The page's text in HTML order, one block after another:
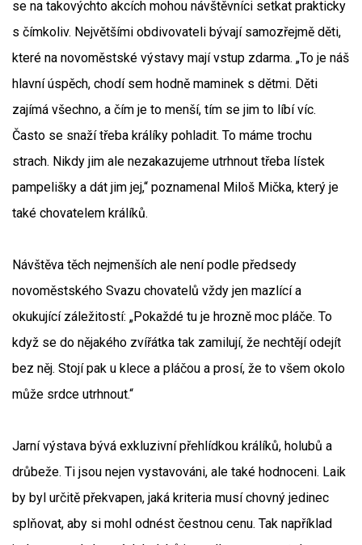
se na takovýchto akcích mohou návštěvníci setkat prakticky
s čímkoliv. Největšími obdivovateli bývají samozřejmě děti,
které na novoměstské výstavy mají vstup zdarma. „To je náš
hlavní úspěch, chodí sem hodně maminek s dětmi. Děti
zajímá všechno, a čím je to menší, tím se jim to líbí víc.
Často se snaží třeba králíky pohladit. To máme trochu
strach. Nikdy jim ale nezakazujeme utrhnout třeba lístek
pampelišky a dát jim jej,“ poznamenal Miloš Mička, který je
také chovatelem králíků.
Návštěva těch nejmenších ale není podle předsedy
novoměstského Svazu chovatelů vždy jen mazlící a
okukující záležitostí: „Pokaždé tu je hrozně moc pláče. To
když se do nějakého zvířátka tak zamilují, že nechtějí odejít
bez něj. Stojí pak u klece a pláčou a prosí, že to všem okolo
může srdce utrhnout.“
Jarní výstava bývá exkluzivní přehlídkou králíků, holubů a
drůbeže. Ti jsou nejen vystavováni, ale také hodnoceni. Laik
by byl určitě překvapen, jaká kriteria musí chovný jedinec
splňovat, aby si mohl odnést čestnou cenu. Tak například